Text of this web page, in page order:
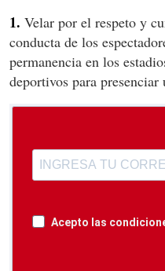
1. Velar por el respeto y
conducta de los
permanencia en los
deportivos para
Acepto las